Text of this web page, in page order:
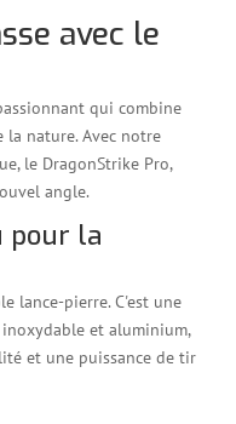
avec le
qui combine
la nature. Avec notre
le DragonStrike Pro,
angle.
pour la
lance-pierre. C'est une
et aluminium,
et une puissance de tir